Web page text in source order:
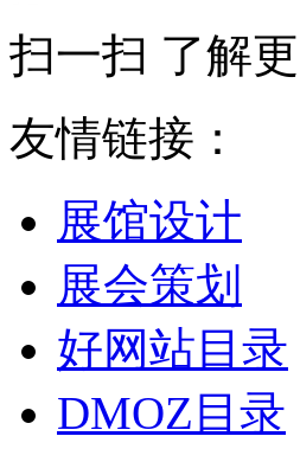
扫一扫 了解
友情链接：
展馆设计
展会策划
好网站目录
DMOZ目录